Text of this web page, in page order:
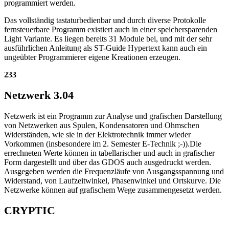
programmiert werden.
Das vollständig tastaturbedienbar und durch diverse Protokolle
fernsteuerbare Programm existiert auch in einer speichersparenden
Light Variante. Es liegen bereits 31 Module bei, und mit der sehr
ausführlichen Anleitung als ST-Guide Hypertext kann auch ein
ungeübter Programmierer eigene Kreationen erzeugen.
233
Netzwerk 3.04
Netzwerk ist ein Programm zur Analyse und grafischen Darstellung
von Netzwerken aus Spulen, Kondensatoren und Ohmschen
Widerständen, wie sie in der Elektrotechnik immer wieder
Vorkommen (insbesondere im 2. Semester E-Technik ;-)).Die
errechneten Werte können in tabellarischer und auch in grafischer
Form dargestellt und über das GDOS auch ausgedruckt werden.
Ausgegeben werden die Frequenzläufe von Ausgangsspannung und
Widerstand, von Laufzeitwinkel, Phasenwinkel und Ortskurve. Die
Netzwerke können auf grafischem Wege zusammengesetzt werden.
CRYPTIC